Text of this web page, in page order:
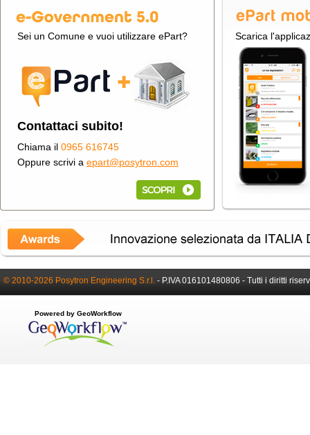
Sei un Comune e vuoi utilizzare ePart?
Contattaci subito!
Chiama il 0965 616745
Oppure scrivi a epart@posytron.com
Scarica
© 2010-2026 Posytron Engineering S.r.l. - P.IVA 016101480806 - Tutti i diritti
Powered by GeoWorkflow